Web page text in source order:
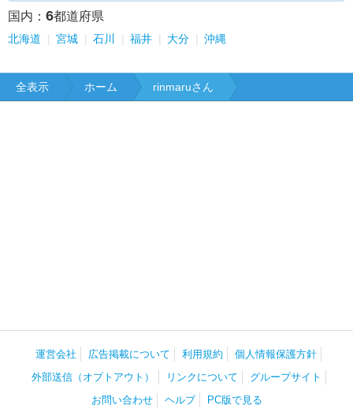
国内： 6都道府県
北海道 宮城 石川 福井 大分 沖縄
全表示 ホーム rinmaruさん
運営会社 広告掲載について 利用規約
個人情報保護方針
外部送信（オプトアウト）
リンクについて
グループサイト
お問い合わせ
ヘルプ PC版で見る